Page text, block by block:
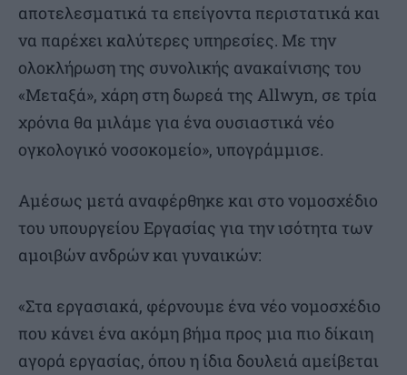
αποτελεσματικά τα επείγοντα περιστατικά και
να παρέχει καλύτερες υπηρεσίες. Με την
ολοκλήρωση της συνολικής ανακαίνισης του
«Μεταξά», χάρη στη δωρεά της Allwyn, σε τρία
χρόνια θα μιλάμε για ένα ουσιαστικά νέο
ογκολογικό νοσοκομείο», υπογράμμισε.
Αμέσως μετά αναφέρθηκε και στο νομοσχέδιο
του υπουργείου Εργασίας για την ισότητα των
αμοιβών ανδρών και γυναικών:
«Στα εργασιακά, φέρνουμε ένα νέο νομοσχέδιο
που κάνει ένα ακόμη βήμα προς μια πιο δίκαιη
αγορά εργασίας, όπου η ίδια δουλειά αμείβεται